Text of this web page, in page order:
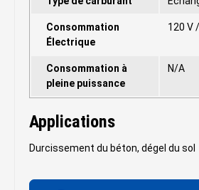
Consommation
Électrique
120 V
Consommation à
pleine puissance
N/A
Applications
Durcissement du béton, dégel du sol